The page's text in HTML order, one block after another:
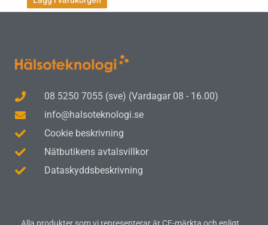
08 5250 7055 (sve) (Vardagar 08 - 16.00)
info@halsoteknologi.se
Cookie beskrivning
Nätbutikens avtalsvillkor
Dataskyddsbeskrivning